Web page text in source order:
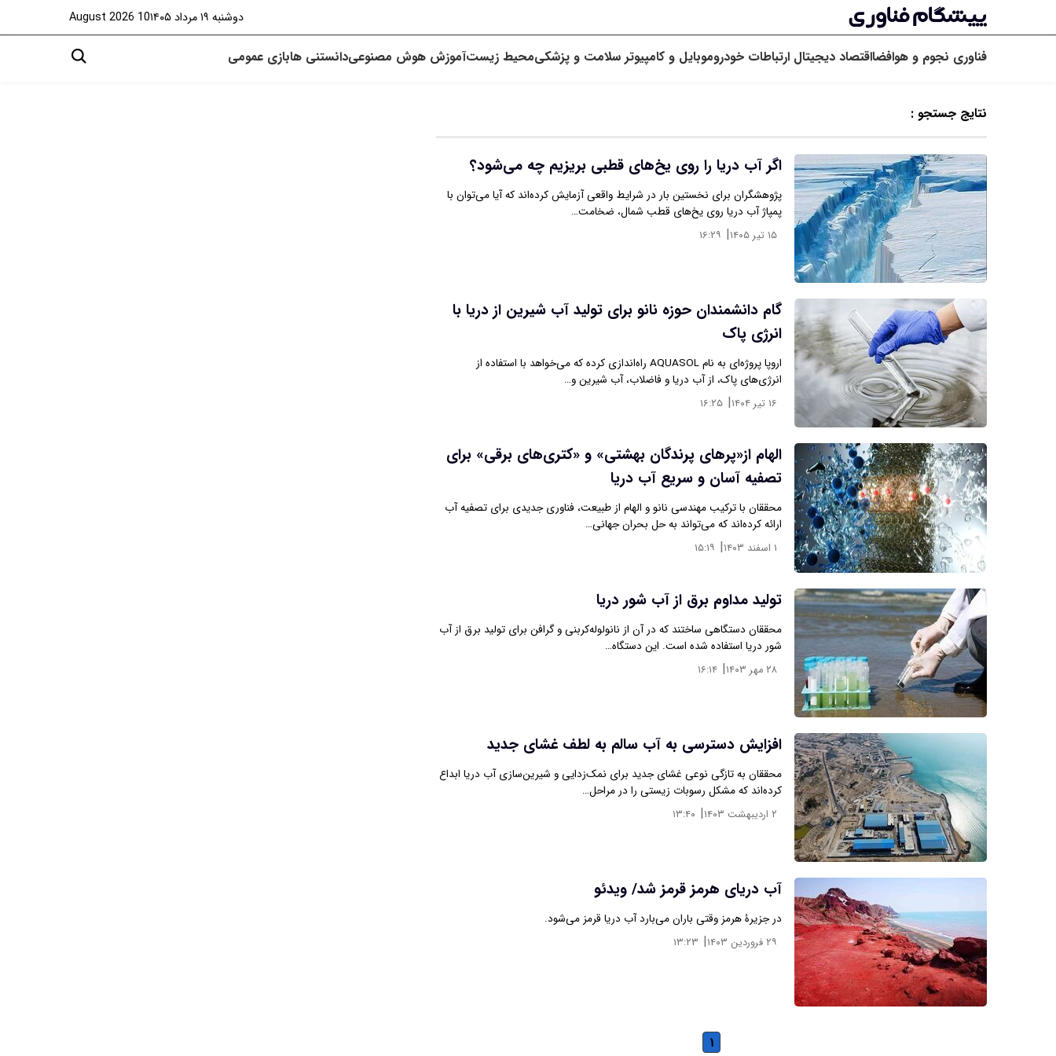
دوشنبه ۱۹ مرداد ۱۴۰۵ 10 August 2026
فناوری نجوم و هوافضااقتصاد دیجیتال ارتباطات خودروموبایل و کامپیوتر سلامت و پزشکیمحیط زیستآموزش هوش مصنوعیدانستنی هابازی عمومی
نتایج جستجو :
اگر آب دریا را روی یخ‌های قطبی بریزیم چه می‌شود؟
پژوهشگران برای نخستین بار در شرایط واقعی آزمایش کرده‌اند که آیا می‌توان با
پمپاژ آب دریا روی یخ‌های قطب شمال، ضخامت…
۱۵ تیر ۱۴۰۵ | ۱۶:۲۹
گام دانشمندان حوزه نانو برای تولید آب شیرین از دریا با
انرژی پاک
اروپا پروژه‌ای به نام AQUASOL راه‌اندازی کرده که می‌خواهد با استفاده از
انرژی‌های پاک، از آب دریا و فاضلاب، آب شیرین و…
۱۶ تیر ۱۴۰۴ | ۱۶:۲۵
الهام از«پرهای پرندگان بهشتی» و «کتری‌های برقی» برای
تصفیه آسان و سریع آب دریا
محققان با ترکیب مهندسی نانو و الهام از طبیعت، فناوری جدیدی برای تصفیه آب
ارائه کرده‌اند که می‌تواند به حل بحران جهانی…
۱ اسفند ۱۴۰۳ | ۱۵:۱۹
تولید مداوم برق از آب شور دریا
محققان دستگاهی ساختند که در آن از نانولوله‌کربنی و گرافن برای تولید برق از آب
شور دریا استفاده شده است. این دستگاه…
۲۸ مهر ۱۴۰۳ | ۱۶:۱۴
افزایش دسترسی به آب سالم به لطف غشای جدید
محققان به تازگی نوعی غشای جدید برای نمک‌زدایی و شیرین‌سازی آب دریا ابداع
کرده‌اند که مشکل رسوبات زیستی را در مراحل…
۲ اردیبهشت ۱۴۰۳ | ۱۳:۴۰
آب دریای هرمز قرمز شد/ ویدئو
در جزیرۀ هرمز وقتی باران می‌بارد آب دریا قرمز می‌شود.
۲۹ فروردین ۱۴۰۳ | ۱۳:۲۳
۱